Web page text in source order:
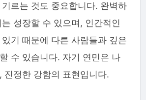
르는 것도 중요합니다. 완벽하
성장할 수 있으며, 인간적인
기 때문에 다른 사람들과 깊은
수 있습니다. 자기 연민은 나
진정한 강함의 표현입니다.